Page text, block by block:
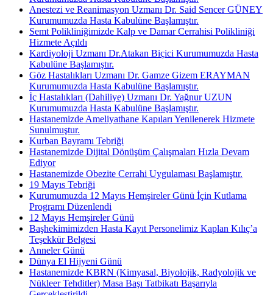
Anestezi ve Reanimasyon Uzmanı Dr. Said Sencer GÜNEY
Kurumumuzda Hasta Kabulüne Başlamıştır.
Semt Polikliniğimizde Kalp ve Damar Cerrahisi Polikliniği
Hizmete Açıldı
Kardiyoloji Uzmanı Dr.Atakan Biçici Kurumumuzda Hasta
Kabulüne Başlamıştır.
Göz Hastalıkları Uzmanı Dr. Gamze Gizem ERAYMAN
Kurumumuzda Hasta Kabulüne Başlamıştır.
İç Hastalıkları (Dahiliye) Uzmanı Dr. Yağnur UZUN
Kurumumuzda Hasta Kabulüne Başlamıştır.
Hastanemizde Ameliyathane Kapıları Yenilenerek Hizmete
Sunulmuştur.
Kurban Bayramı Tebriği
Hastanemizde Dijital Dönüşüm Çalışmaları Hızla Devam
Ediyor
Hastanemizde Obezite Cerrahi Uygulaması Başlamıştır.
19 Mayıs Tebriği
Kurumumuzda 12 Mayıs Hemşireler Günü İçin Kutlama
Programı Düzenlendi
12 Mayıs Hemşireler Günü
Başhekimimizden Hasta Kayıt Personelimiz Kaplan Kılıç’a
Teşekkür Belgesi
Anneler Günü
Dünya El Hijyeni Günü
Hastanemizde KBRN (Kimyasal, Biyolojik, Radyolojik ve
Nükleer Tehditler) Masa Başı Tatbikatı Başarıyla